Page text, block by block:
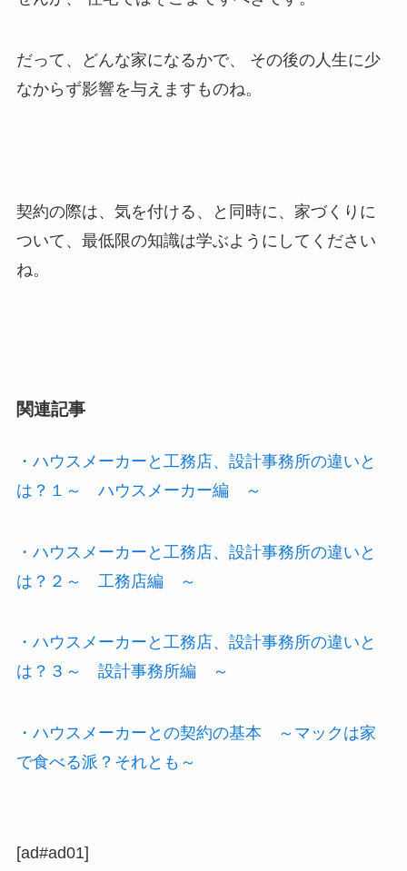
だって、どんな家になるかで、 その後の人生に少
なからず影響を与えますものね。
契約の際は、気を付ける、と同時に、家づくりに
ついて、最低限の知識は学ぶようにしてください
ね。
関連記事
・ハウスメーカーと工務店、設計事務所の違いと
は？１～ ハウスメーカー編 ～
・ハウスメーカーと工務店、設計事務所の違いと
は？２～ 工務店編 ～
・ハウスメーカーと工務店、設計事務所の違いと
は？３～ 設計事務所編 ～
・ハウスメーカーとの契約の基本 ～マックは家
で食べる派？それとも～
[ad#ad01]